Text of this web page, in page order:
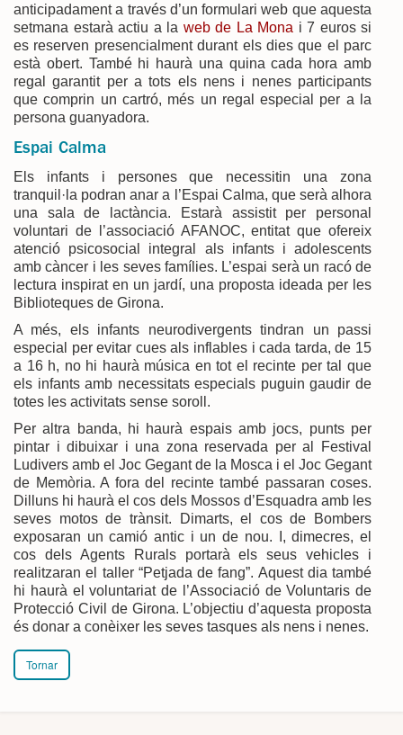
anticipadament a través d’un formulari web que aquesta
setmana estarà actiu a la web de La Mona i 7 euros si
es reserven presencialment durant els dies que el parc
està obert. També hi haurà una quina cada hora amb
regal garantit per a tots els nens i nenes participants
que comprin un cartró, més un regal especial per a la
persona guanyadora.
Espai Calma
Els infants i persones que necessitin una zona
tranquil·la podran anar a l’Espai Calma, que serà alhora
una sala de lactància. Estarà assistit per personal
voluntari de l’associació AFANOC, entitat que ofereix
atenció psicosocial integral als infants i adolescents
amb càncer i les seves famílies. L’espai serà un racó de
lectura inspirat en un jardí, una proposta ideada per les
Biblioteques de Girona.
A més, els infants neurodivergents tindran un passi
especial per evitar cues als inflables i cada tarda, de 15
a 16 h, no hi haurà música en tot el recinte per tal que
els infants amb necessitats especials puguin gaudir de
totes les activitats sense soroll.
Per altra banda, hi haurà espais amb jocs, punts per
pintar i dibuixar i una zona reservada per al Festival
Ludivers amb el Joc Gegant de la Mosca i el Joc Gegant
de Memòria. A fora del recinte també passaran coses.
Dilluns hi haurà el cos dels Mossos d’Esquadra amb les
seves motos de trànsit. Dimarts, el cos de Bombers
exposaran un camió antic i un de nou. I, dimecres, el
cos dels Agents Rurals portarà els seus vehicles i
realitzaran el taller “Petjada de fang”. Aquest dia també
hi haurà el voluntariat de l’Associació de Voluntaris de
Protecció Civil de Girona. L’objectiu d’aquesta proposta
és donar a conèixer les seves tasques als nens i nenes.
Tornar